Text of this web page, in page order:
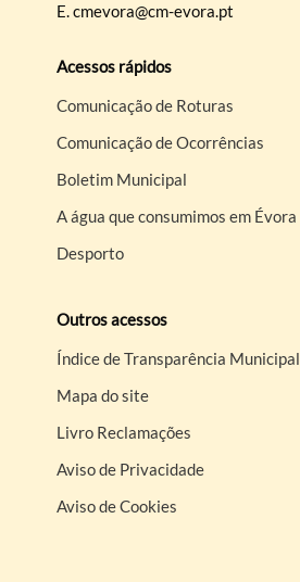
E.cmevora@cm-evora.pt
Acessos rápidos
Comunicação de Roturas
Comunicação de Ocorrências
Boletim Municipal
A água que consumimos em Évora
Desporto
Outros acessos
Índice de Transparência Municipal
Mapa do site
Livro Reclamações
Aviso de Privacidade
Aviso de Cookies